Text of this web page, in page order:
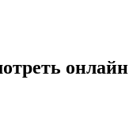
онлайн